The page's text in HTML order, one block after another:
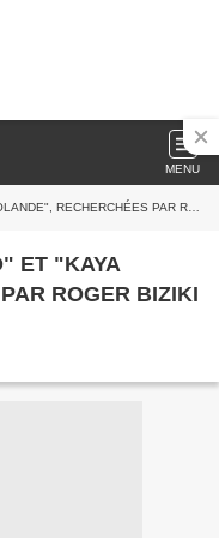
MENU
RECHERCHÉES PAR ROGER BIZIKI
ET "KAYA
ROGER BIZIKI